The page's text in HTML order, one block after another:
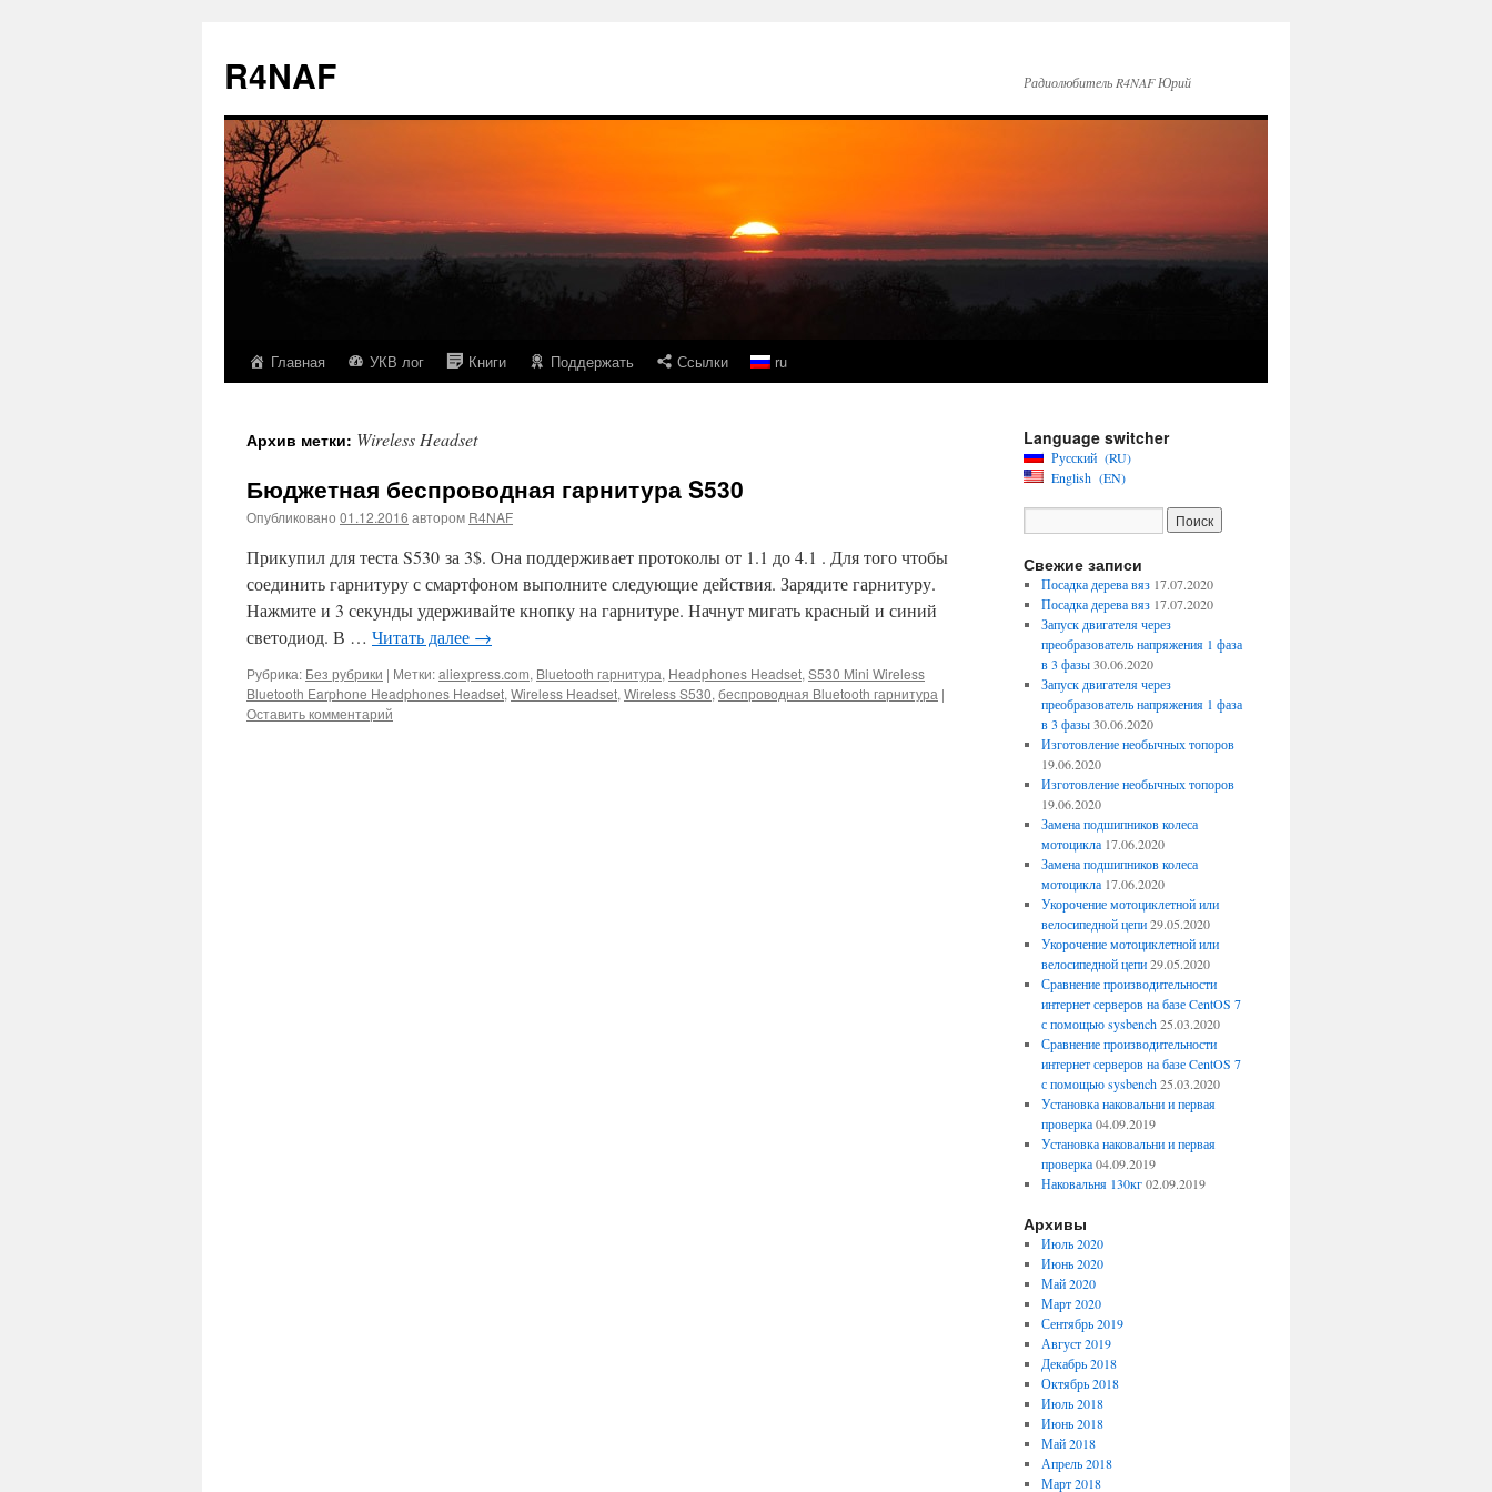
R4NAF Радиолюбитель R4NAF Юрий
Перейти
содержимому
Главная УКВ лог Книги Поддержать Ссылки ru
Архив метки: Wireless Headset
Бюджетная беспроводная гарнитура S530
Опубликовано 01.12.2016 автором R4NAF
Прикупил для теста S530 за 3$. Она поддерживает протоколы от 1.1 до 4.1 . Для того чтобы
соединить гарнитуру с смартфоном выполните следующие действия. Зарядите гарнитуру.
Нажмите и 3 секунды удерживайте кнопку на гарнитуре. Начнут мигать красный и синий
светодиод. В … Читать далее →
Рубрика: Без рубрики | Метки:aliexpress.com, Bluetooth гарнитура, Headphones Headset, S530 Mini Wireless
Bluetooth Earphone Headphones Headset, Wireless Headset, Wireless S530, беспроводная Bluetooth гарнитура |
Оставить комментарий
Language switcher
Русский
RU
English
EN
Свежие записи
Посадка дерева вяз 17.07.2020
Посадка дерева вяз 17.07.2020
Запуск двигателя через
преобразователь напряжения 1 фаза
в 3 фазы 30.06.2020
Запуск двигателя через
преобразователь напряжения 1 фаза
в 3 фазы 30.06.2020
Изготовление необычных топоров
19.06.2020
Изготовление необычных топоров
19.06.2020
Замена подшипников колеса
мотоцикла 17.06.2020
Замена подшипников колеса
мотоцикла 17.06.2020
Укорочение мотоциклетной или
велосипедной цепи 29.05.2020
Укорочение мотоциклетной или
велосипедной цепи 29.05.2020
Сравнение производительности
интернет серверов на базе CentOS 7
с помощью sysbench 25.03.2020
Сравнение производительности
интернет серверов на базе CentOS 7
с помощью sysbench 25.03.2020
Установка наковальни и первая
проверка 04.09.2019
Установка наковальни и первая
проверка 04.09.2019
Наковальня 130кг 02.09.2019
Архивы
Июль 2020
Июнь 2020
Май 2020
Март 2020
Сентябрь 2019
Август 2019
Декабрь 2018
Октябрь 2018
Июль 2018
Июнь 2018
Май 2018
Апрель 2018
Март 2018